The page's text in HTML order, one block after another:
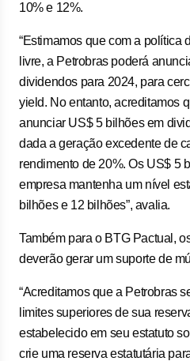
10% e 12%.
“Estimamos que com a política
livre, a Petrobras poderá
dividendos para 2024, para
yield. No entanto, acreditamos
anunciar US$ 5 bilhões em
dada a geração excedente de
rendimento de 20%. Os US$ 5
empresa mantenha um nível
bilhões e 12 bilhões”, avalia.
Também para o BTG Pactual,
deverão gerar um suporte de
“Acreditamos que a Petrobras
limites superiores de sua
estabelecido em seu estatuto
crie uma reserva estatutária